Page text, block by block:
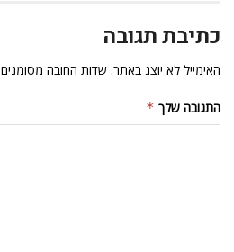
כתיבת תגובה
האימייל לא יוצג באתר. שדות החובה מסומנים
התגובה שלך *